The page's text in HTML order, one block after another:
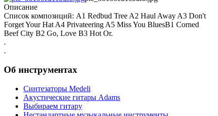
Описание
Список композиций: A1 Redbud Tree A2 Haul Away A3 Don't
Forget Your Hat A4 Privateering A5 Miss You BluesB1 Corned
Beef City B2 Go, Love B3 Hot Or.
.
.
Об инструментах
Синтезаторы Мedeli
Акустические гитары Adams
Выбираем гитару